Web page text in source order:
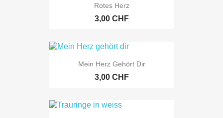
Rotes Herz
3,00 CHF
Mein Herz Gehört Dir
3,00 CHF